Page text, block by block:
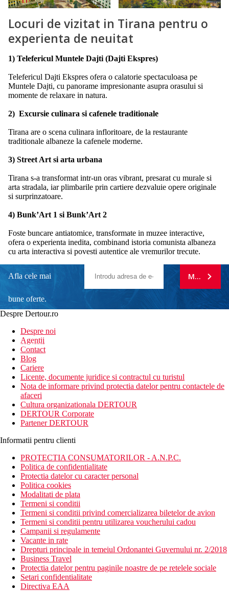
Locuri de vizitat in Tirana pentru o
experienta de neuitat
1) Telefericul Muntele Dajti (Dajti Ekspres)
Telefericul Dajti Ekspres ofera o calatorie spectaculoasa pe
Muntele Dajti, cu panorame impresionante asupra orasului si
momente de relaxare in natura.
2) Excursie culinara si cafenele traditionale
Tirana are o scena culinara infloritoare, de la restaurante
traditionale albaneze la cafenele moderne.
3) Street Art si arta urbana
Tirana s-a transformat intr-un oras vibrant, presarat cu murale si
arta stradala, iar plimbarile prin cartiere dezvaluie opere originale
si surprinzatoare.
4) Bunk’Art 1 si Bunk’Art 2
Foste buncare antiatomice, transformate in muzee interactive,
ofera o experienta inedita, combinand istoria comunista albaneza
cu arta interactiva si povesti autentice ale vremurilor trecute.
Afla cele mai
bune oferte.
newsletter!
MA
Despre Dertour.ro
Despre noi
Agentii
Contact
Blog
Cariere
Licente, documente juridice si contractul cu turistul
Nota de informare privind protectia datelor pentru contactele de
afaceri
Cultura organizationala DERTOUR
DERTOUR Corporate
Partener DERTOUR
Informatii pentru clienti
PROTECTIA CONSUMATORILOR - A.N.P.C.
Politica de confidentialitate
Protectia datelor cu caracter personal
Politica cookies
Modalitati de plata
Termeni si conditii
Termeni si conditii privind comercializarea biletelor de avion
Termeni si conditii pentru utilizarea voucherului cadou
Campanii si regulamente
Vacante in rate
Drepturi principale in temeiul Ordonantei Guvernului nr. 2/2018
Business Travel
Protectia datelor pentru paginile noastre de pe retelele sociale
Setari confidentialitate
Directiva EAA